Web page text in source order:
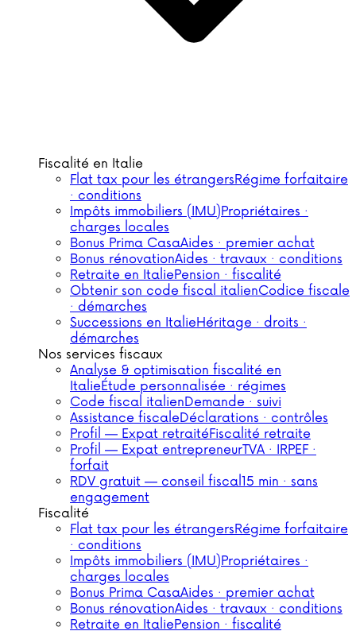
Fiscalité en Italie
Flat tax pour les étrangersRégime forfaitaire
· conditions
Impôts immobiliers (IMU)Propriétaires ·
charges locales
Bonus Prima CasaAides · premier achat
Bonus rénovationAides · travaux · conditions
Retraite en ItaliePension · fiscalité
Obtenir son code fiscal italienCodice fiscale
· démarches
Successions en ItalieHéritage · droits ·
démarches
Nos services fiscaux
Analyse & optimisation fiscalité en
ItalieÉtude personnalisée · régimes
Code fiscal italienDemande · suivi
Assistance fiscaleDéclarations · contrôles
Profil — Expat retraitéFiscalité retraite
Profil — Expat entrepreneurTVA · IRPEF ·
forfait
RDV gratuit — conseil fiscal15 min · sans
engagement
Fiscalité
Flat tax pour les étrangersRégime forfaitaire
· conditions
Impôts immobiliers (IMU)Propriétaires ·
charges locales
Bonus Prima CasaAides · premier achat
Bonus rénovationAides · travaux · conditions
Retraite en ItaliePension · fiscalité